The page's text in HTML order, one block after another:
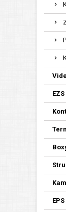
EZS
EPS